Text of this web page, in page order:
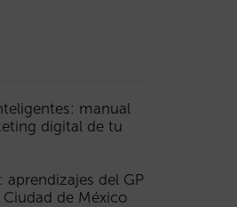
manual
digital de tu
aprendizajes del GP
de México